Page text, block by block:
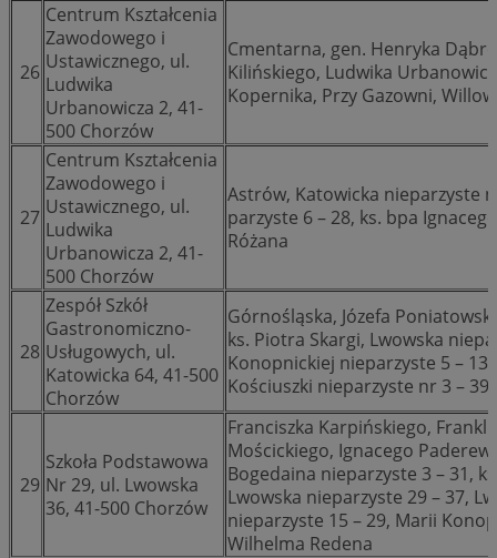
26
Centrum Kształcenia
Zawodowego i
Ustawicznego, ul.
Ludwika
Urbanowicza 2, 41-
500 Chorzów
Cmentarna, gen. Henryka
Kilińskiego, Ludwika
Kopernika, Przy Gazowni,
27
Centrum Kształcenia
Zawodowego i
Ustawicznego, ul.
Ludwika
Urbanowicza 2, 41-
500 Chorzów
Astrów, Katowicka nieparzyste
parzyste 6 – 28, ks. bpa
Różana
28
Zespół Szkół
Gastronomiczno-
Usługowych, ul.
Katowicka 64, 41-500
Chorzów
Górnośląska, Józefa
ks. Piotra Skargi, Lwowska
Konopnickiej nieparzyste 5 –
Kościuszki nieparzyste nr 3 –
29
Szkoła Podstawowa
Nr 29, ul. Lwowska
36, 41-500 Chorzów
Franciszka Karpińskiego,
Mościckiego, Ignacego
Bogedaina nieparzyste 3 – 31,
Lwowska nieparzyste 29 – 37,
nieparzyste 15 – 29, Marii
Wilhelma Redena